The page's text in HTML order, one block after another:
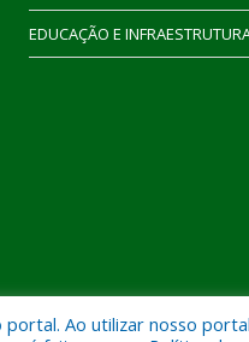
EDUCAÇÃO E
Ao utilizar nosso